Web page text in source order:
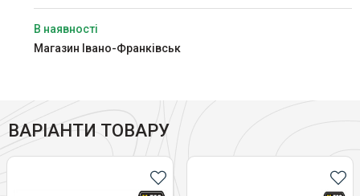
В наявності
Магазин Івано-Франківськ
ВАРІАНТИ ТОВАРУ